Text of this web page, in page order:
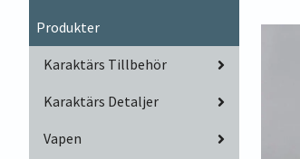
Produkter
Karaktärs Tillbehör
Karaktärs Detaljer
Vapen